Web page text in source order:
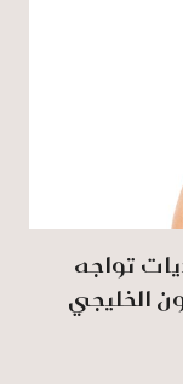
وداء السكري: 3 تحديات تواجه
الخليجي